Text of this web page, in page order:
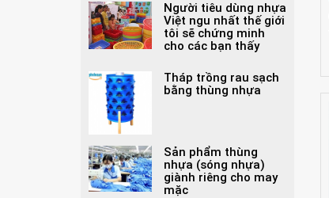
Người tiêu dùng nhựa
Việt ngu nhất thế giới
tôi sẽ chứng minh
cho các bạn thấy
Tháp trồng rau sạch
bằng thùng nhựa
Sản phẩm thùng
nhựa (sóng nhựa)
giành riêng cho may
mặc